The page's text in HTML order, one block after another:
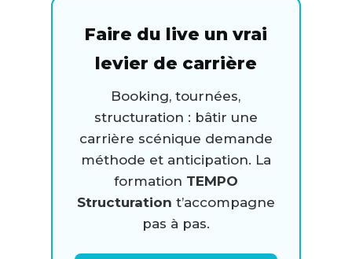
Faire du live un vrai
levier de carrière
Booking, tournées,
structuration : bâtir une
carrière scénique demande
méthode et anticipation. La
formation TEMPO
Structuration t’accompagne
pas à pas.